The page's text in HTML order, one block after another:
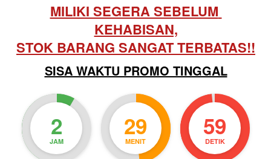
MILIKI SEGERA SEBELUM
KEHABISAN,
STOK BARANG SANGAT TERBATAS!!
SISA WAKTU PROMO TINGGAL
2
JAM
29
MENIT
57
DETIK